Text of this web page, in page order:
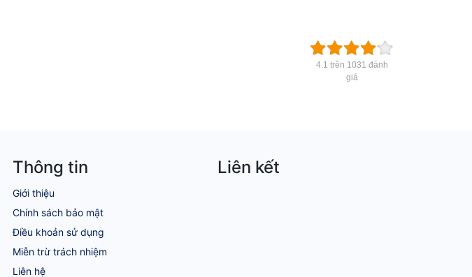
4.1 trên 1031 đánh
giá
Thông tin
Giới thiệu
Chính sách bảo mật
Điều khoản sử dụng
Miễn trừ trách nhiệm
Liên hệ
Liên kết